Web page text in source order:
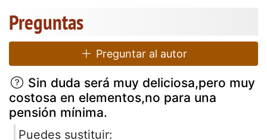
Preguntas
Preguntar al autor
Sin duda será muy deliciosa,pero muy
costosa en elementos,no para una
pensión mínima.
Puedes sustituir: